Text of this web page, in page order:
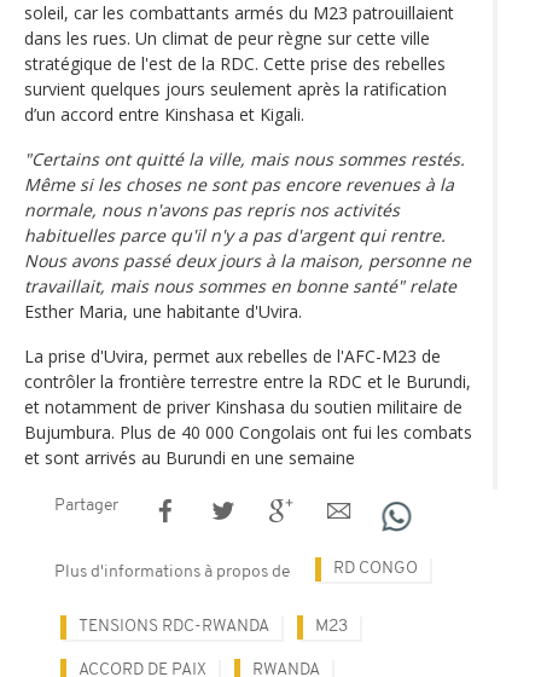
soleil, car les combattants armés du M23 patrouillaient
dans les rues. Un climat de peur règne sur cette ville
stratégique de l'est de la RDC. Cette prise des rebelles
survient quelques jours seulement après la ratification
d’un accord entre Kinshasa et Kigali.
"Certains ont quitté la ville, mais nous sommes restés.
Même si les choses ne sont pas encore revenues à la
normale, nous n'avons pas repris nos activités
habituelles parce qu'il n'y a pas d'argent qui rentre.
Nous avons passé deux jours à la maison, personne ne
travaillait, mais nous sommes en bonne santé" relate
Esther Maria, une habitante d'Uvira.
La prise d'Uvira, permet aux rebelles de l'AFC-M23 de
contrôler la frontière terrestre entre la RDC et le Burundi,
et notamment de priver Kinshasa du soutien militaire de
Bujumbura. Plus de 40 000 Congolais ont fui les combats
et sont arrivés au Burundi en une semaine
Partager
Plus d'informations à propos de RD CONGO
TENSIONS RDC-RWANDA M23
ACCORD DE PAIX RWANDA